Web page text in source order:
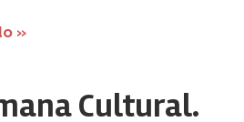
»
Cultural.